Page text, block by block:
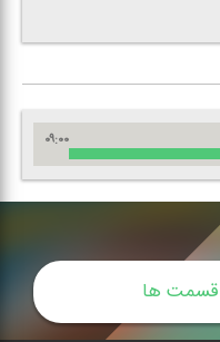
۰۹:۰۰
قسمت ها